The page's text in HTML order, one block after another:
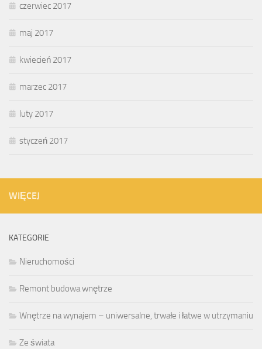
czerwiec 2017
maj 2017
kwiecień 2017
marzec 2017
luty 2017
styczeń 2017
WIĘCEJ
KATEGORIE
Nieruchomości
Remont budowa wnętrze
Wnętrze na wynajem – uniwersalne, trwałe i łatwe w utrzymaniu
Ze świata